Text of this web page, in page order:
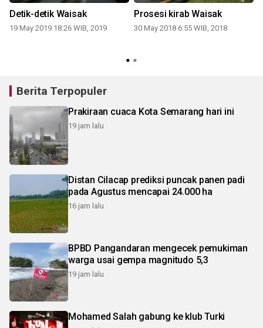
Detik-detik Waisak
19 May 2019 18:26 WIB, 2019
Prosesi kirab Waisak
30 May 2018 6:55 WIB, 2018
Berita Terpopuler
Prakiraan cuaca Kota Semarang hari ini
19 jam lalu
Distan Cilacap prediksi puncak panen padi
pada Agustus mencapai 24.000 ha
16 jam lalu
BPBD Pangandaran mengecek pemukiman
warga usai gempa magnitudo 5,3
19 jam lalu
Mohamed Salah gabung ke klub Turki